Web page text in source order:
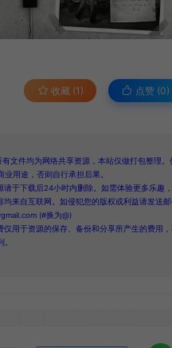
收藏 (1) 点赞 (0)
有文件均为网络共享资源，本站仅做打包整理。
业用途，否则自行承担后果。
请于下载后24小时内删除。如需体验更多乐趣
均来自互联网。如侵犯您的版权或利益请发送邮
(#换为@)
仅用于资源的保存、备份和分享所产生的费用